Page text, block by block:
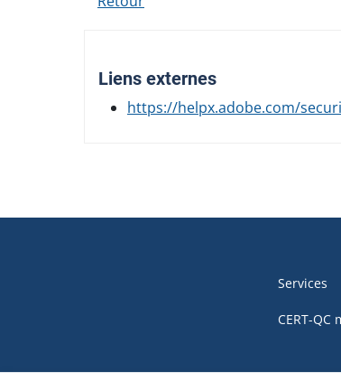
Liens externes
https://helpx.adobe.com/
de
Services
CERT-QC